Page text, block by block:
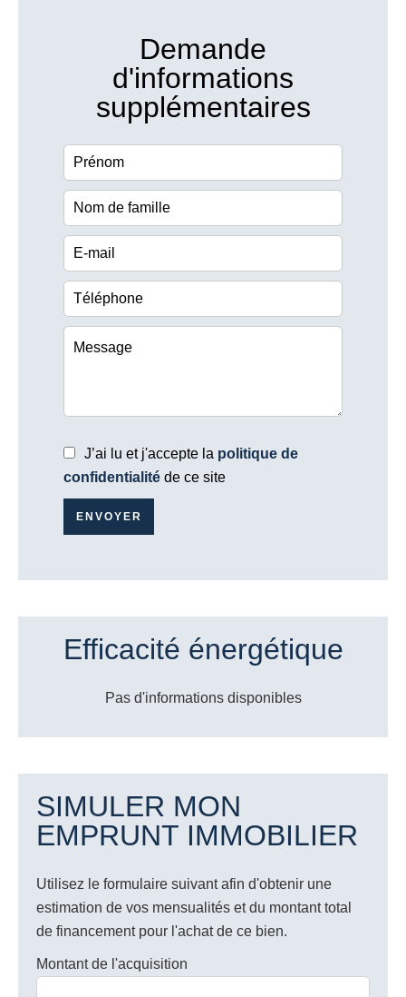
Demande
d'informations
supplémentaires
J’ai lu et j'accepte la politique de
confidentialité de ce site
ENVOYER
Efficacité énergétique
Pas d'informations disponibles
SIMULER MON
EMPRUNT IMMOBILIER
Utilisez le formulaire suivant afin d'obtenir une
estimation de vos mensualités et du montant total
de financement pour l'achat de ce bien.
Montant de l'acquisition